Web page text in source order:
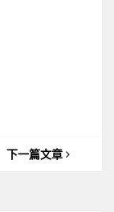
下一篇文章